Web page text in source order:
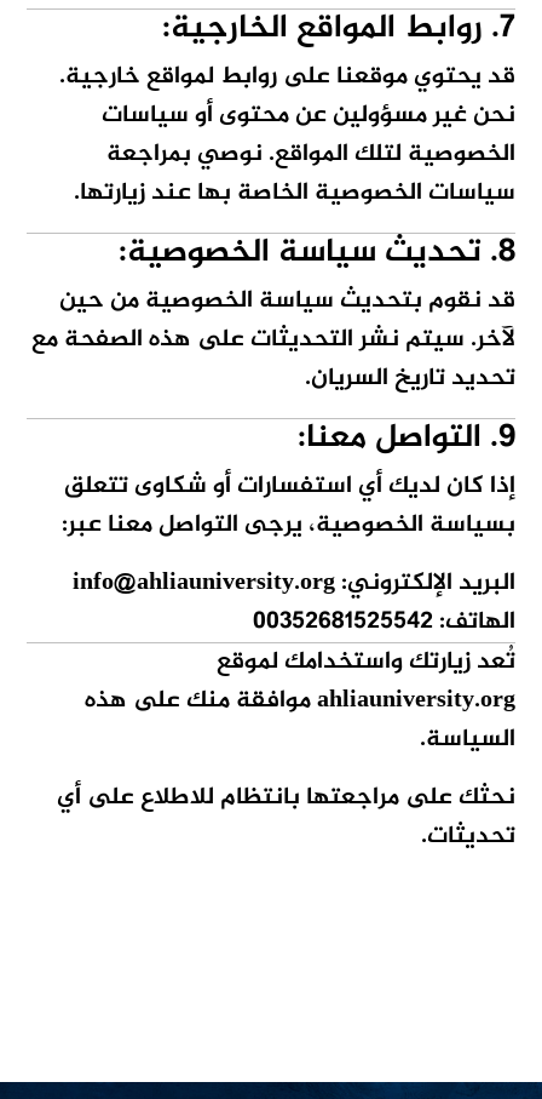
7. روابط المواقع الخارجية:
قد يحتوي موقعنا على روابط لمواقع خارجية.
نحن غير مسؤولين عن محتوى أو سياسات
الخصوصية لتلك المواقع. نوصي بمراجعة
سياسات الخصوصية الخاصة بها عند زيارتها.
8. تحديث سياسة الخصوصية:
قد نقوم بتحديث سياسة الخصوصية من حين
لآخر. سيتم نشر التحديثات على هذه الصفحة مع
تحديد تاريخ السريان.
9. التواصل معنا:
إذا كان لديك أي استفسارات أو شكاوى تتعلق
بسياسة الخصوصية، يرجى التواصل معنا عبر:
البريد الإلكتروني:
info@ahliauniversity.org
الهاتف:00352681525542
تُعد زيارتك واستخدامك لموقع
ahliauniversity.orgموافقة منك على هذه
السياسة.
نحثك على مراجعتها بانتظام للاطلاع على أي
تحديثات.